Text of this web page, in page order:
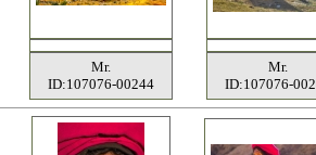
Mr.
ID:107076-00244
Mr.
ID:107076-